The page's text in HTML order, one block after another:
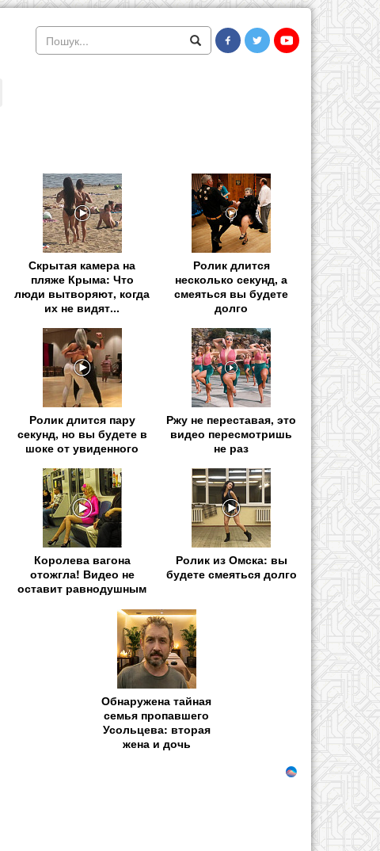
Скрытая камера на
пляже Крыма: Что
люди вытворяют, когда
их не видят...
Ролик длится
несколько секунд, а
смеяться вы будете
долго
Ролик длится пару
секунд, но вы будете в
шоке от увиденного
Ржу не переставая, это
видео пересмотришь
не раз
Королева вагона
отожгла! Видео не
оставит равнодушным
Ролик из Омска: вы
будете смеяться долго
Обнаружена тайная
семья пропавшего
Усольцева: вторая
жена и дочь